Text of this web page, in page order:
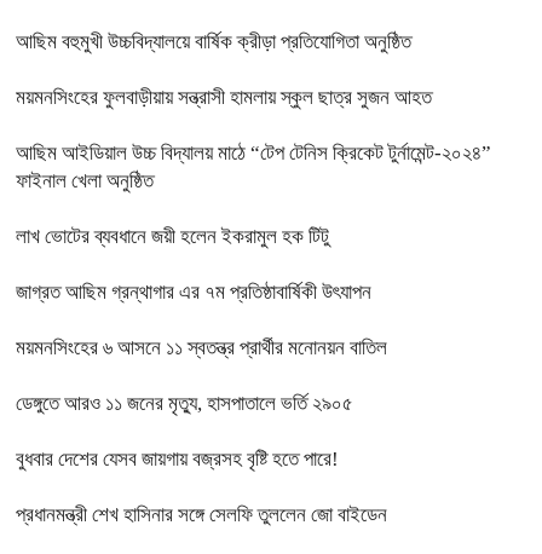
আছিম বহুমুখী উচ্চবিদ্যালয়ে বার্ষিক ক্রীড়া প্রতিযোগিতা অনুষ্ঠিত
ময়মনসিংহের ফুলবাড়ীয়ায় সন্ত্রাসী হামলায় স্কুল ছাত্র সুজন আহত
আছিম আইডিয়াল উচ্চ বিদ্যালয় মাঠে “টেপ টেনিস ক্রিকেট টুর্নামেন্ট-২০২৪”
ফাইনাল খেলা অনুষ্ঠিত
লাখ ভোটের ব্যবধানে জয়ী হলেন ইকরামুল হক টিটু
জাগ্রত আছিম গ্রন্থাগার এর ৭ম প্রতিষ্ঠাবার্ষিকী উৎযাপন
ময়মনসিংহের ৬ আসনে ১১ স্বতন্ত্র প্রার্থীর মনোনয়ন বাতিল
ডেঙ্গুতে আরও ১১ জনের মৃত্যু, হাসপাতালে ভর্তি ২৯০৫
বুধবার দেশের যেসব জায়গায় বজ্রসহ বৃষ্টি হতে পারে!
প্রধানমন্ত্রী শেখ হাসিনার সঙ্গে সেলফি তুললেন জো বাইডেন